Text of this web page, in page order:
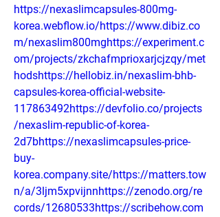
https://nexaslimcapsules-800mg-
korea.webflow.io/https://www.dibiz.co
m/nexaslim800mghttps://experiment.c
om/projects/zkchafmprioxarjcjzqy/met
hodshttps://hellobiz.in/nexaslim-bhb-
capsules-korea-official-website-
117863492https://devfolio.co/projects
/nexaslim-republic-of-korea-
2d7bhttps://nexaslimcapsules-price-
buy-
korea.company.site/https://matters.tow
n/a/3ljm5xpvijnnhttps://zenodo.org/re
cords/12680533https://scribehow.com